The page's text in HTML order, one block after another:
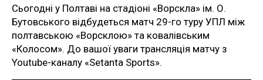
Сьогодні у Полтаві на стадіоні «Ворскла» ім. О.
Бутовського відбудеться матч 29-го туру УПЛ між
полтавською «Ворсклою» та ковалівським
«Колосом». До вашої уваги трансляція матчу з
Youtube-каналу «Setanta Sports».